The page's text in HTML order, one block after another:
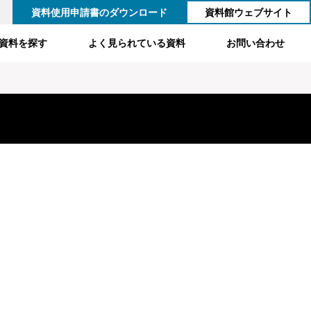
資料使用申請書のダウンロード 資料館ウェブサイト
料を探す よく見られている資料 お問い合わせ